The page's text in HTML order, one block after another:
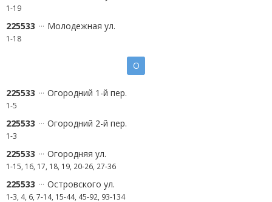
1-19
225533 Молодежная ул.
1-18
О
225533 Огородний 1-й пер.
1-5
225533 Огородний 2-й пер.
1-3
225533 Огородняя ул.
1-15, 16, 17, 18, 19, 20-26, 27-36
225533 Островского ул.
1-3, 4, 6, 7-14, 15-44, 45-92, 93-134